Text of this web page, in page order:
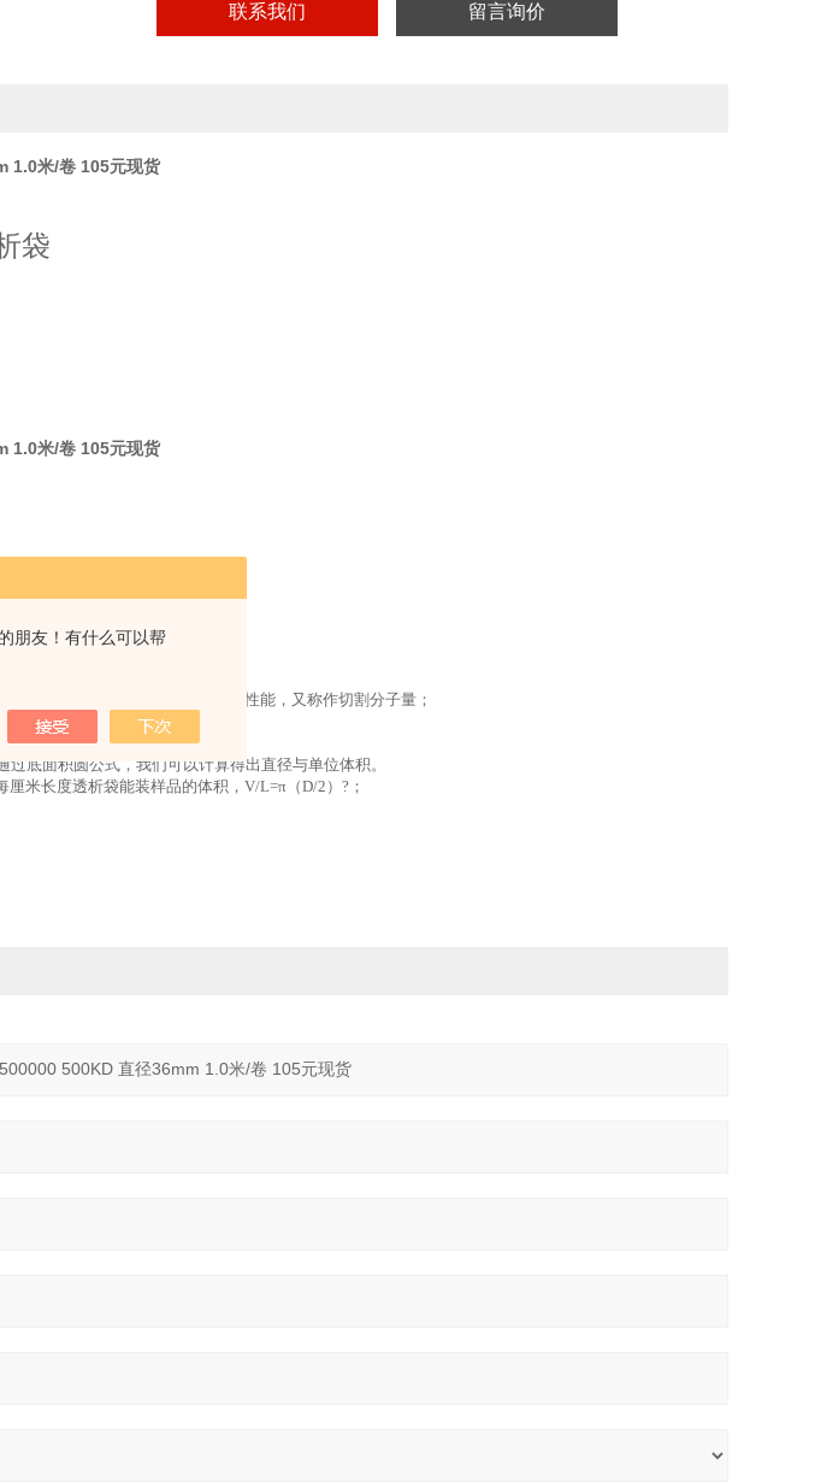
朋友！有什么可以帮
联系我们 留言询价
1.0米/卷 105元现货
袋
1.0米/卷 105元现货
用分子量大小表示的透析膜的截留性能，又称作切割分子量；
D还有直径（diameter）的意思；
过底面积圆公式，我们可以计算得出直径与单位体积。
厘米长度透析袋能装样品的体积，V/L=π（D/2）?；